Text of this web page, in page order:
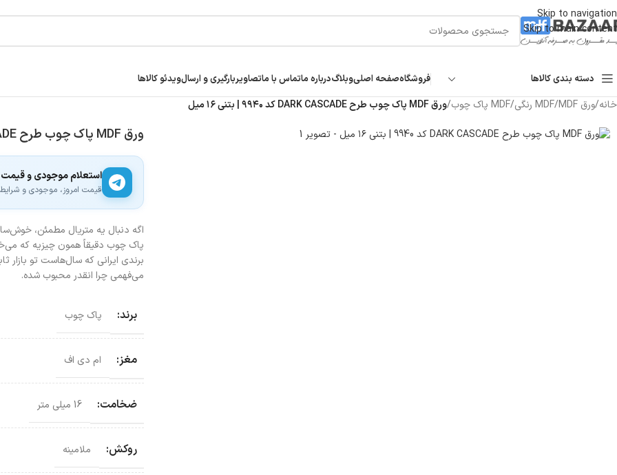
Skip to navigation
Skip to main content
دسته بندی کالاها فروشگاهصفحه اصلیوبلاگدرباره ماتماس با ماتصاویربارگیری و ارسالویدئو کالاها
خانه/ورق MDF /MDF رنگی /MDF پاک چوب /ورق MDF پاک چوب طرح DARK CASCADE کد ۹۹۴۰ | بتنی ۱۶ میل
ورق MDF پاک چوب طرح DARK CASCADE کد ۹۹۴۰ | بتنی ۱۶ میل
استعلام موجودی و قیمت
قیمت امروز، موجودی و شرایط
اگه دنبال یه متریال مطمئن،
پاک چوب دقیقاً همون چیزیه که
برندی ایرانی که سال‌هاست تو
می‌فهمی چرا انقدر محبوب شده.
برند: پاک چوب
مغز: ام دی اف
ضخامت: 16 میلی متر
روکش: ملامینه